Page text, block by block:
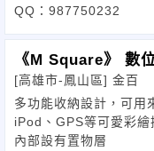
QQ：987750232
《M Square》 數
[高雄市-鳳山區] 金百
多功能收納設計，可用
iPod、GPS等可愛彩
內部設有置物層